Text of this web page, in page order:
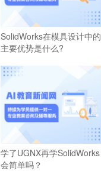
SolidWorks在模具设计中的
主要优势是什么?
学了UGNX再学SolidWorks
会简单吗？